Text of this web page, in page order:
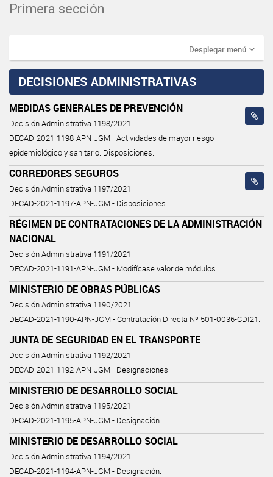
Primera sección
Desplegar menú
DECISIONES ADMINISTRATIVAS
MEDIDAS GENERALES DE PREVENCIÓN
Decisión Administrativa 1198/2021
DECAD-2021-1198-APN-JGM - Actividades de mayor riesgo
epidemiológico y sanitario. Disposiciones.
CORREDORES SEGUROS
Decisión Administrativa 1197/2021
DECAD-2021-1197-APN-JGM - Disposiciones.
RÉGIMEN DE CONTRATACIONES DE LA ADMINISTRACIÓN
NACIONAL
Decisión Administrativa 1191/2021
DECAD-2021-1191-APN-JGM - Modifícase valor de módulos.
MINISTERIO DE OBRAS PÚBLICAS
Decisión Administrativa 1190/2021
DECAD-2021-1190-APN-JGM - Contratación Directa Nº 501-0036-CDI21.
JUNTA DE SEGURIDAD EN EL TRANSPORTE
Decisión Administrativa 1192/2021
DECAD-2021-1192-APN-JGM - Designaciones.
MINISTERIO DE DESARROLLO SOCIAL
Decisión Administrativa 1195/2021
DECAD-2021-1195-APN-JGM - Designación.
MINISTERIO DE DESARROLLO SOCIAL
Decisión Administrativa 1194/2021
DECAD-2021-1194-APN-JGM - Designación.